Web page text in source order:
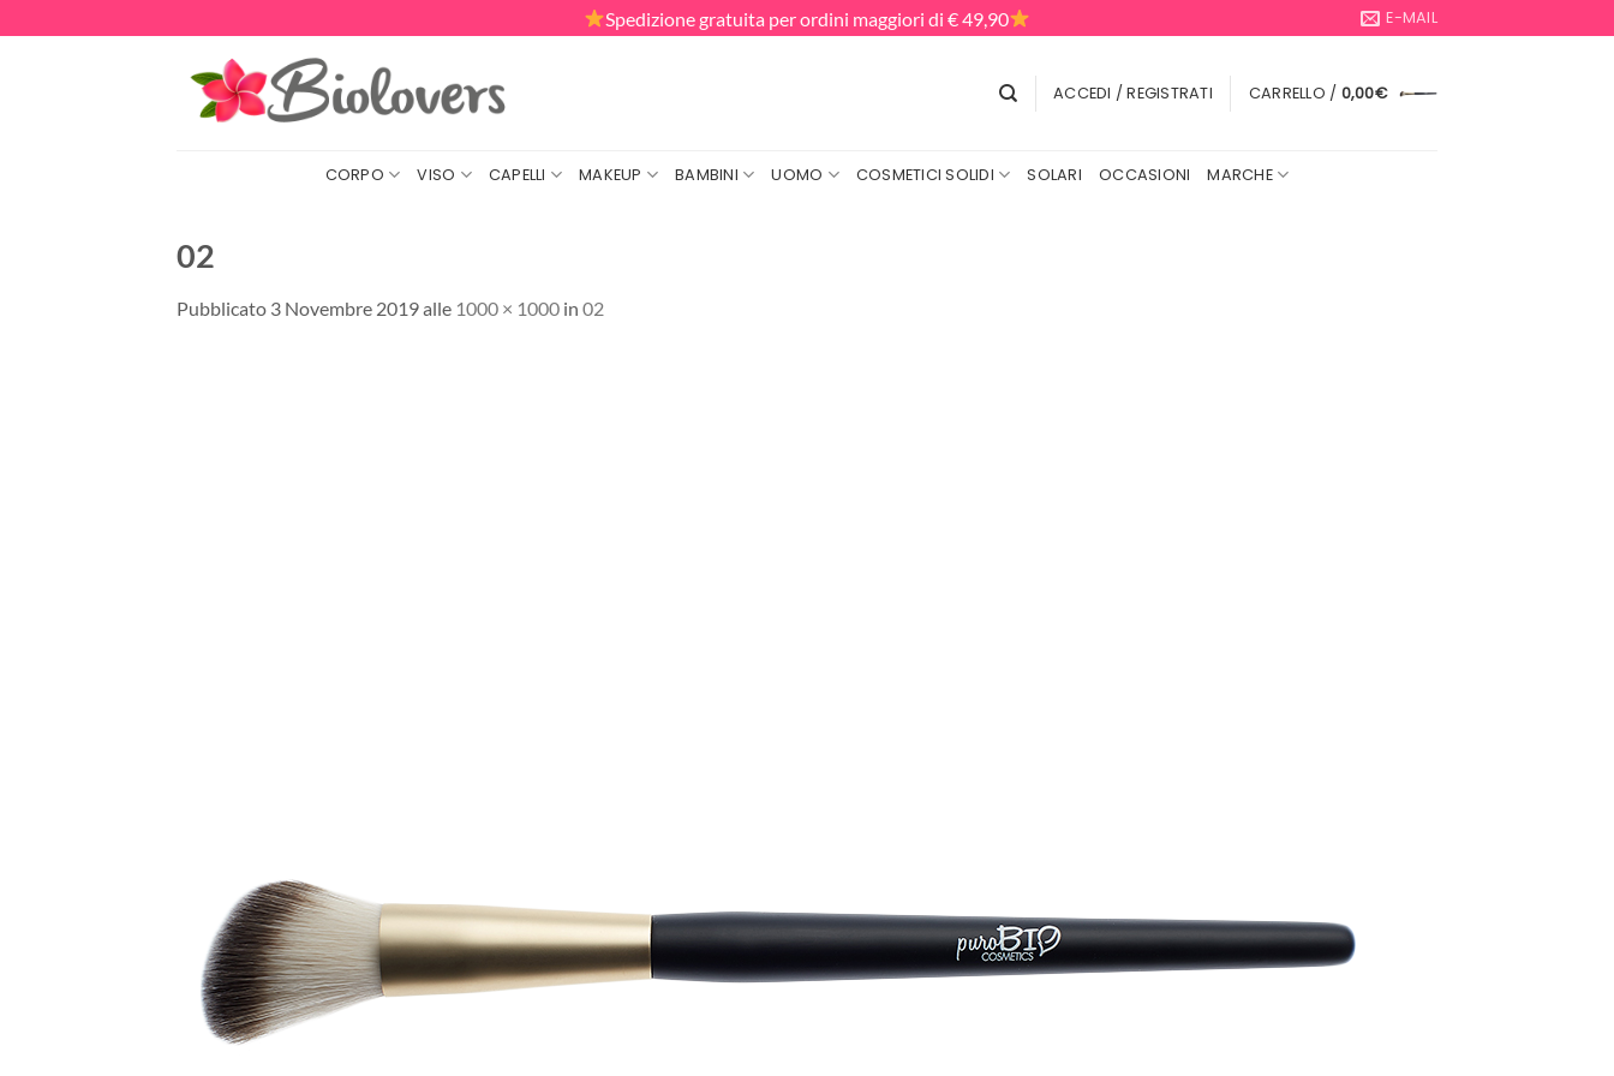
ai
Spedizione gratuita per ordini maggiori di € 49,90 E-MAIL
ACCEDI / REGISTRATI CARRELLO / 0,00€
CORPO VISO CAPELLI MAKEUP BAMBINI UOMO COSMETICI SOLIDI SOLARI OCCASIONI MARCHE
02
Pubblicato 3 Novembre 2019alle 1000 × 1000 in 02